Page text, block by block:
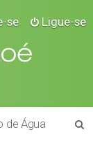
Ligue-se
se
de Água